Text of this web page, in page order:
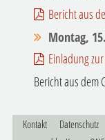
Bericht aus
Montag,
Einladung
Bericht aus dem
Kontakt Datenschutz